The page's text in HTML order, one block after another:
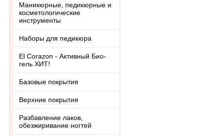
Маникюрные, педикюрные и
косметологические
инструменты
Наборы для педикюра
El Corazon - Активный Био-
гель ХИТ!
Базовые покрытия
Верхние покрытия
Разбавление лаков,
обезжиривание ногтей